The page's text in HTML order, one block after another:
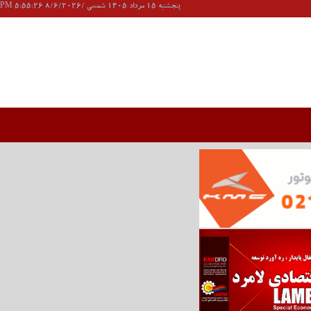
پنجشنبه 15 مرداد 1405 شمسی /8/6/2026 5:55:26 PM